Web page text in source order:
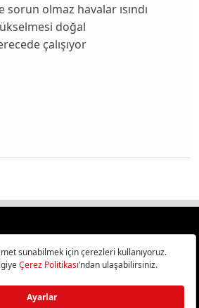
olmaz havalar ısındı
doğal
çalışıyor
Türkiye
Haberleri CHIP Online’da!